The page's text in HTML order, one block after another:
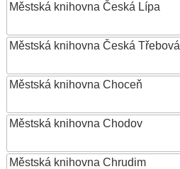
Městská knihovna Česká Lípa
Městská knihovna Česká Třebová
Městská knihovna Choceň
Městská knihovna Chodov
Městská knihovna Chrudim